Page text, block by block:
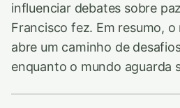
influenciar debates sobre
Francisco fez. Em resumo,
abre um caminho de
enquanto o mundo aguarda